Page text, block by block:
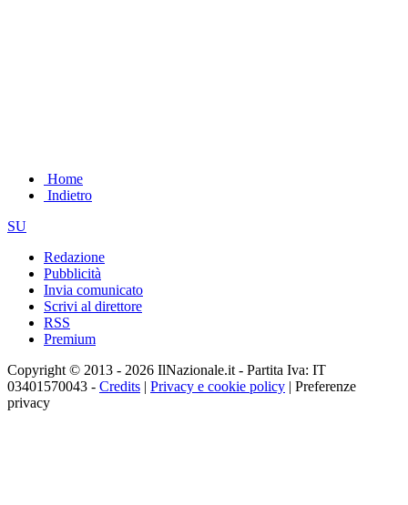
Home
Indietro
SU
Redazione
Pubblicità
Invia comunicato
Scrivi al direttore
RSS
Premium
Copyright © 2013 - 2026 IlNazionale.it - Partita Iva: IT
03401570043 - Credits | Privacy e cookie policy | Preferenze
privacy